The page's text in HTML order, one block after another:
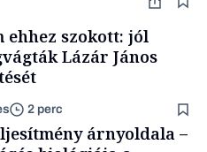
ehhez szokott: jól
Lázár János
2 perc
árnyoldala –